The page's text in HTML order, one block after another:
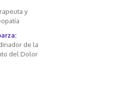
y
de la
del Dolor